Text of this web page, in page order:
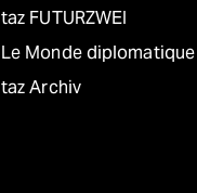
taz FUTURZWEI
Le Monde diplomatique
taz Archiv